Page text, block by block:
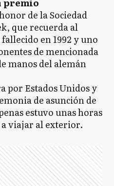
de la Sociedad
que recuerda al
en 1992 y uno
de mencionada
manos del alemán
por Estados Unidos y
de asunción de
estuvo unas horas
viajar al exterior.